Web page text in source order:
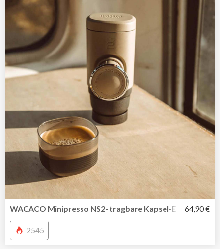
WACACO Minipresso NS2- tragbare Kapsel- 64,90 €
2545